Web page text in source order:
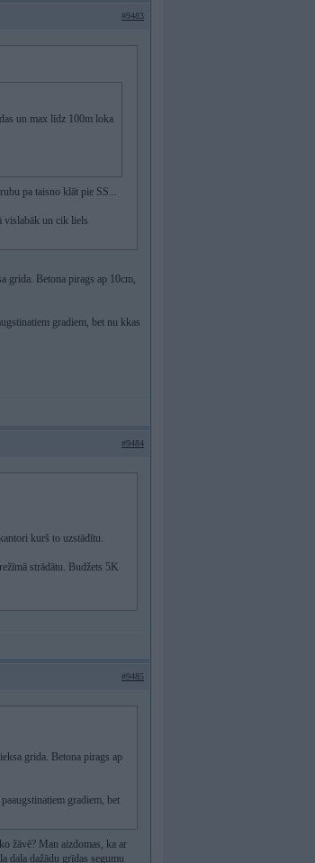
#9483
un max līdz 100m loka
pa taisno klāt pie SS...
vislabāk un cik liels
grida. Betona pirags ap 10cm,
gradiem, bet nu kkas
#9484
kurš to uzstādītu.
strādātu. Budžets 5K
#9485
grida. Betona pirags ap
gradiem, bet
žāvē? Man aizdomas, ka ar
daļa dažādu grīdas segumu